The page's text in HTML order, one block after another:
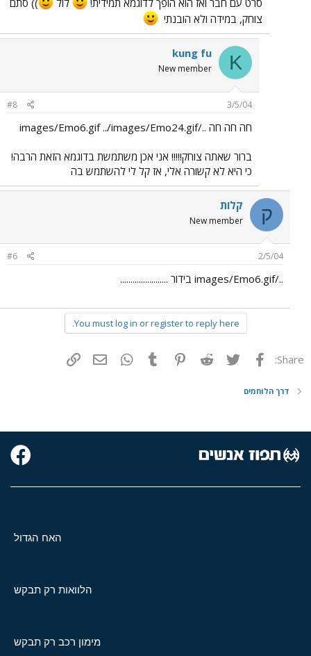
סרט עם חבר ואז הוא הופך לדוגמא תמידית!
לול
)) סתם
צוחק, במידה ולא הובנתי
K
kung fu
New member
3/5/04
#8
חה חה חה ../images/Emo6.gif ../images/Emo24.gif
ברור שאתה צוחק!!!!! אני אכן משתמשת בדוגמא הזאת הרבה!
כי היא לא קשורה אלי, אז קל לי להשתמש בה
ק קלות
New member
2/5/04
#6
../images/Emo6.gif בידור .......................
You must log in or register to reply here.
Share: פייסבוק Twitter
Reddit
Pinterest
Tumblr
WhatsAppדואר אלקטרוני
דרך הלוחמים
האח הגדול
הלוואות רק תבקש
מימון רכב רק תבקש